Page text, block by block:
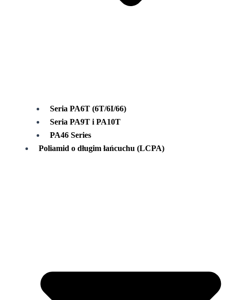
Seria PA6T (6T/6I/66)
Seria PA9T i PA10T
PA46 Series
Poliamid o długim łańcuchu (LCPA)